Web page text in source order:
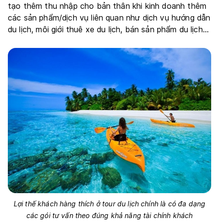
tạo thêm thu nhập cho bản thân khi kinh doanh thêm
các sản phẩm/dịch vụ liên quan như dịch vụ hướng dẫn
du lịch, môi giới thuê xe du lịch, bán sản phẩm du lịch…
Lợi thế khách hàng thích ở tour du lịch chính là có đa dạng
các gói tư vấn theo đúng khả năng tài chính khách